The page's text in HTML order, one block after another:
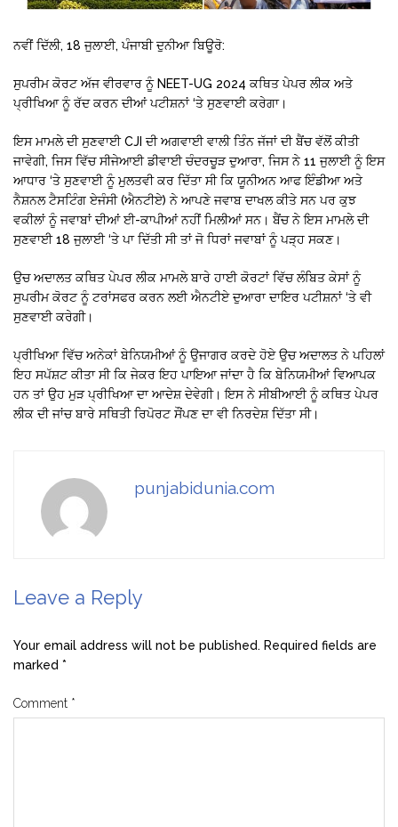
ਨਵੀਂ ਦਿੱਲੀ, 18 ਜੁਲਾਈ, ਪੰਜਾਬੀ ਦੁਨੀਆ ਬਿਊਰੋ:
ਸੁਪਰੀਮ ਕੋਰਟ ਅੱਜ ਵੀਰਵਾਰ ਨੂੰ NEET-UG 2024 ਕਥਿਤ ਪੇਪਰ ਲੀਕ ਅਤੇ
ਪ੍ਰੀਖਿਆ ਨੂੰ ਰੱਦ ਕਰਨ ਦੀਆਂ ਪਟੀਸ਼ਨਾਂ ‘ਤੇ ਸੁਣਵਾਈ ਕਰੇਗਾ।
ਇਸ ਮਾਮਲੇ ਦੀ ਸੁਣਵਾਈ CJI ਦੀ ਅਗਵਾਈ ਵਾਲੀ ਤਿੰਨ ਜੱਜਾਂ ਦੀ ਬੈਂਚ ਵੱਲੋਂ ਕੀਤੀ
ਜਾਵੇਗੀ, ਜਿਸ ਵਿੱਚ ਸੀਜੇਆਈ ਡੀਵਾਈ ਚੰਦਰਚੂੜ ਦੁਆਰਾ, ਜਿਸ ਨੇ 11 ਜੁਲਾਈ ਨੂੰ ਇਸ
ਆਧਾਰ ‘ਤੇ ਸੁਣਵਾਈ ਨੂੰ ਮੁਲਤਵੀ ਕਰ ਦਿੱਤਾ ਸੀ ਕਿ ਯੂਨੀਅਨ ਆਫ ਇੰਡੀਆ ਅਤੇ
ਨੈਸ਼ਨਲ ਟੈਸਟਿੰਗ ਏਜੰਸੀ (ਐਨਟੀਏ) ਨੇ ਆਪਣੇ ਜਵਾਬ ਦਾਖਲ ਕੀਤੇ ਸਨ ਪਰ ਕੁਝ
ਵਕੀਲਾਂ ਨੂੰ ਜਵਾਬਾਂ ਦੀਆਂ ਈ-ਕਾਪੀਆਂ ਨਹੀਂ ਮਿਲੀਆਂ ਸਨ। ਬੈਂਚ ਨੇ ਇਸ ਮਾਮਲੇ ਦੀ
ਸੁਣਵਾਈ 18 ਜੁਲਾਈ ‘ਤੇ ਪਾ ਦਿੱਤੀ ਸੀ ਤਾਂ ਜੋ ਧਿਰਾਂ ਜਵਾਬਾਂ ਨੂੰ ਪੜ੍ਹ ਸਕਣ।
ਉਚ ਅਦਾਲਤ ਕਥਿਤ ਪੇਪਰ ਲੀਕ ਮਾਮਲੇ ਬਾਰੇ ਹਾਈ ਕੋਰਟਾਂ ਵਿੱਚ ਲੰਬਿਤ ਕੇਸਾਂ ਨੂੰ
ਸੁਪਰੀਮ ਕੋਰਟ ਨੂੰ ਟਰਾਂਸਫਰ ਕਰਨ ਲਈ ਐਨਟੀਏ ਦੁਆਰਾ ਦਾਇਰ ਪਟੀਸ਼ਨਾਂ ‘ਤੇ ਵੀ
ਸੁਣਵਾਈ ਕਰੇਗੀ।
ਪ੍ਰੀਖਿਆ ਵਿੱਚ ਅਨੇਕਾਂ ਬੇਨਿਯਮੀਆਂ ਨੂੰ ਉਜਾਗਰ ਕਰਦੇ ਹੋਏ ਉਚ ਅਦਾਲਤ ਨੇ ਪਹਿਲਾਂ
ਇਹ ਸਪੱਸ਼ਟ ਕੀਤਾ ਸੀ ਕਿ ਜੇਕਰ ਇਹ ਪਾਇਆ ਜਾਂਦਾ ਹੈ ਕਿ ਬੇਨਿਯਮੀਆਂ ਵਿਆਪਕ
ਹਨ ਤਾਂ ਉਹ ਮੁੜ ਪ੍ਰੀਖਿਆ ਦਾ ਆਦੇਸ਼ ਦੇਵੇਗੀ। ਇਸ ਨੇ ਸੀਬੀਆਈ ਨੂੰ ਕਥਿਤ ਪੇਪਰ
ਲੀਕ ਦੀ ਜਾਂਚ ਬਾਰੇ ਸਥਿਤੀ ਰਿਪੋਰਟ ਸੌਂਪਣ ਦਾ ਵੀ ਨਿਰਦੇਸ਼ ਦਿੱਤਾ ਸੀ।
punjabidunia.com
Leave a Reply
Your email address will not be published. Required fields are
marked *
Comment *